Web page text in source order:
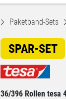
Paketband-Sets
SPAR-SET
36/396 Rollen tesa